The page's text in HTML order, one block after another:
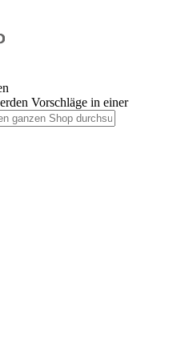
Vorschläge in einer